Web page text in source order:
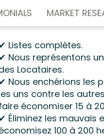
MARKET
✔ Listes complètes.
✔ Nous représentons
Locataires.
✔ Nous enchérions les
uns contre les
économiser 15 à 20
✔ Éliminez les mauvais
100 à 200